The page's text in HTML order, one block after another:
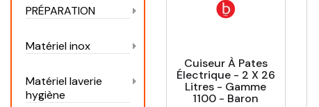
PRÉPARATION
Matériel inox
Matériel laverie
hygiène
Cuiseur À Pates
Électrique - 2 X 26
Litres - Gamme
1100 - Baron